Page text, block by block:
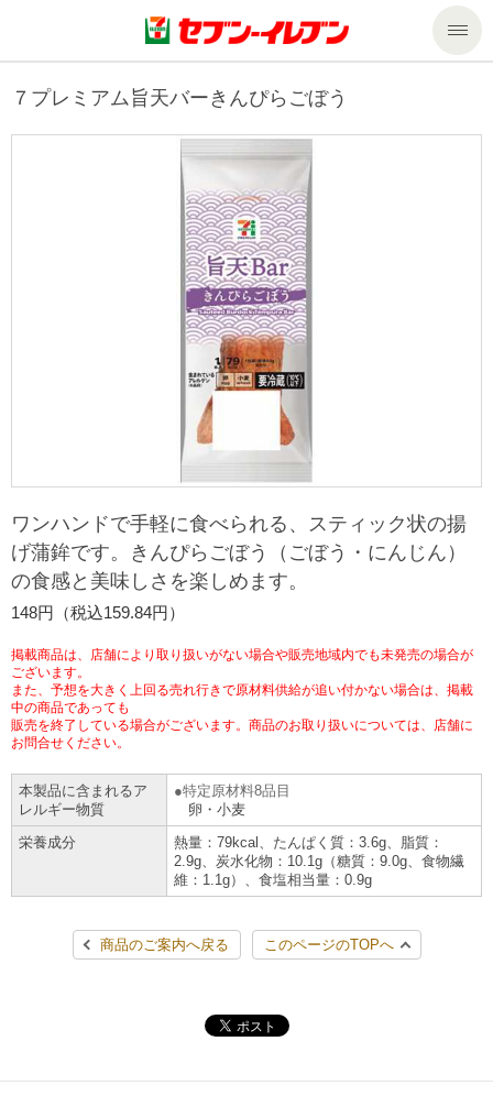
商品のご案内
食の安全・安心への取組み
ギフト
プリペイドカード・金券
ニンテンドー・ダウンロードカード
マルチコピー機でできること
マルチコピー機でできることトップ
コピー
プリント
スキャン
ファクス
チケット
プリペイドサービス
スポーツ振興くじ
行政サービス
学び・教育
宅配便
切手・はがき・印紙
セブン銀行ATM
ご利用可能なお支払い方法
スマホプリペイド
レジでApple Accountにチャージ
オンラインフォトサービス
コインランドリー（店舗限定）
チケットサービス
セブンチケット
イープラス
JTB
セブン‐イレブンでお受取り
セブンネットショッピング
企業理念
会社概要
貸借対照表・損益計算書
沿革
国内店舗数
売上高、店舗数推移
セブン‐イレブンの海外事業
データで見るセブン‐イレブン
セブン‐イレブンの「商品力」
セブン-イレブンの横顔
セブン＆アイ・ホールディングスの重点課題
サステナビリティ活動基本方針
サステナビリティ推進体制
GREEN CHALLENGE 2050
4VISIONS
サステナビリティニュース
サステナビリティレポート
報告書ライブラリー
加盟店オーナー募集 物件募集・購入
アルバイト情報
店舗検索
お問い合わせ
Language
English (Corporate)
English (Services)
简体中文(服务)
한국어(서비스)
７プレミアム旨天バーきんぴらごぼう
ワンハンドで手軽に食べられる、スティック状の揚
げ蒲鉾です。きんぴらごぼう（ごぼう・にんじん）
の食感と美味しさを楽しめます。
148円（税込159.84円）
掲載商品は、店舗により取り扱いがない場合や販売地域内でも未発売の場合が
ございます。
また、予想を大きく上回る売れ行きで原材料供給が追い付かない場合は、掲載
中の商品であっても
販売を終了している場合がございます。商品のお取り扱いについては、店舗に
お問合せください。
本製品に含まれるア
レルギー物質
特定原材料8品目
卵・小麦
栄養成分
熱量：79kcal、たんぱく質：3.6g、脂質：
2.9g、炭水化物：10.1g（糖質：9.0g、食物繊
維：1.1g）、食塩相当量：0.9g
商品のご案内へ戻る このページのTOPへ